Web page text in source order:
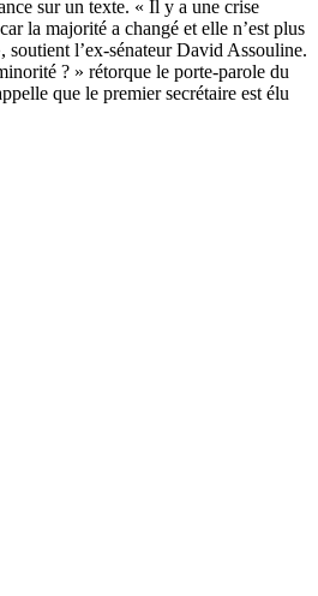
sur un texte. « Il y a une crise
la majorité a changé et elle n’est plus
soutient l’ex-sénateur David Assouline.
? » rétorque le porte-parole du
que le premier secrétaire est élu